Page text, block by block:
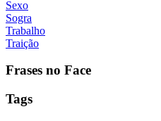
Sexo
Sogra
Trabalho
Traição
Frases no Face
Tags